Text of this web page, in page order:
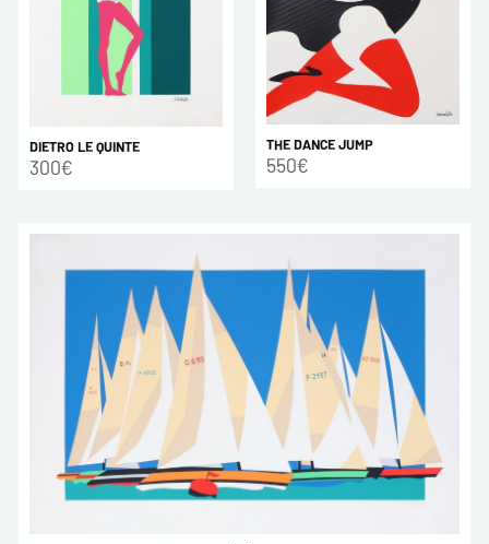
DIETRO LE QUINTE
300€
THE DANCE JUMP
550€